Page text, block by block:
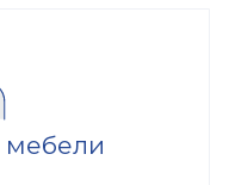
мебели